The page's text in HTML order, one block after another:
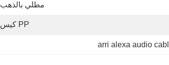
مطلي بالذهب
PP كيس
arri alexa audio